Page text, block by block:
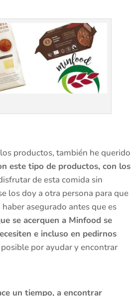
productos, también he querido
este tipo de productos, con los
de esta comida sin
los doy a otra persona para que
asegurado antes que es
se acerquen a Minfood se
e incluso en pedirnos
por ayudar y encontrar
un tiempo, a encontrar